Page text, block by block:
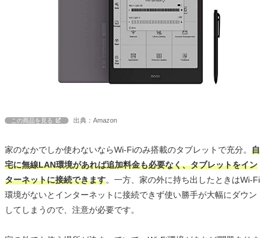
この商品を見る 出典：Amazon
家のなかでしか使わないならWi-Fiのみ搭載のタブレットで充分。 自
宅に無線LAN環境があれば追加料金も必要なく、タブレットをイン
ターネットに接続できます。一方、家の外に持ち出したときはWi-Fi
環境がないとインターネットに接続できず使い勝手が大幅にダウン
してしまうので、注意が必要です。